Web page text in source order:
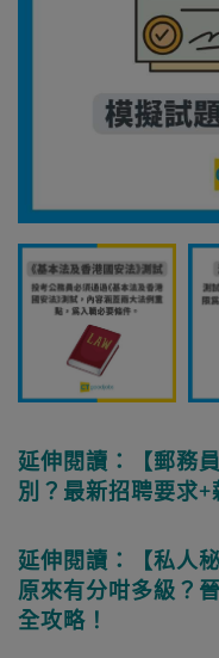
延伸閱讀：【郵務
別？最新招聘要求
延伸閱讀：【私人
原來有分咁多級？
全攻略！